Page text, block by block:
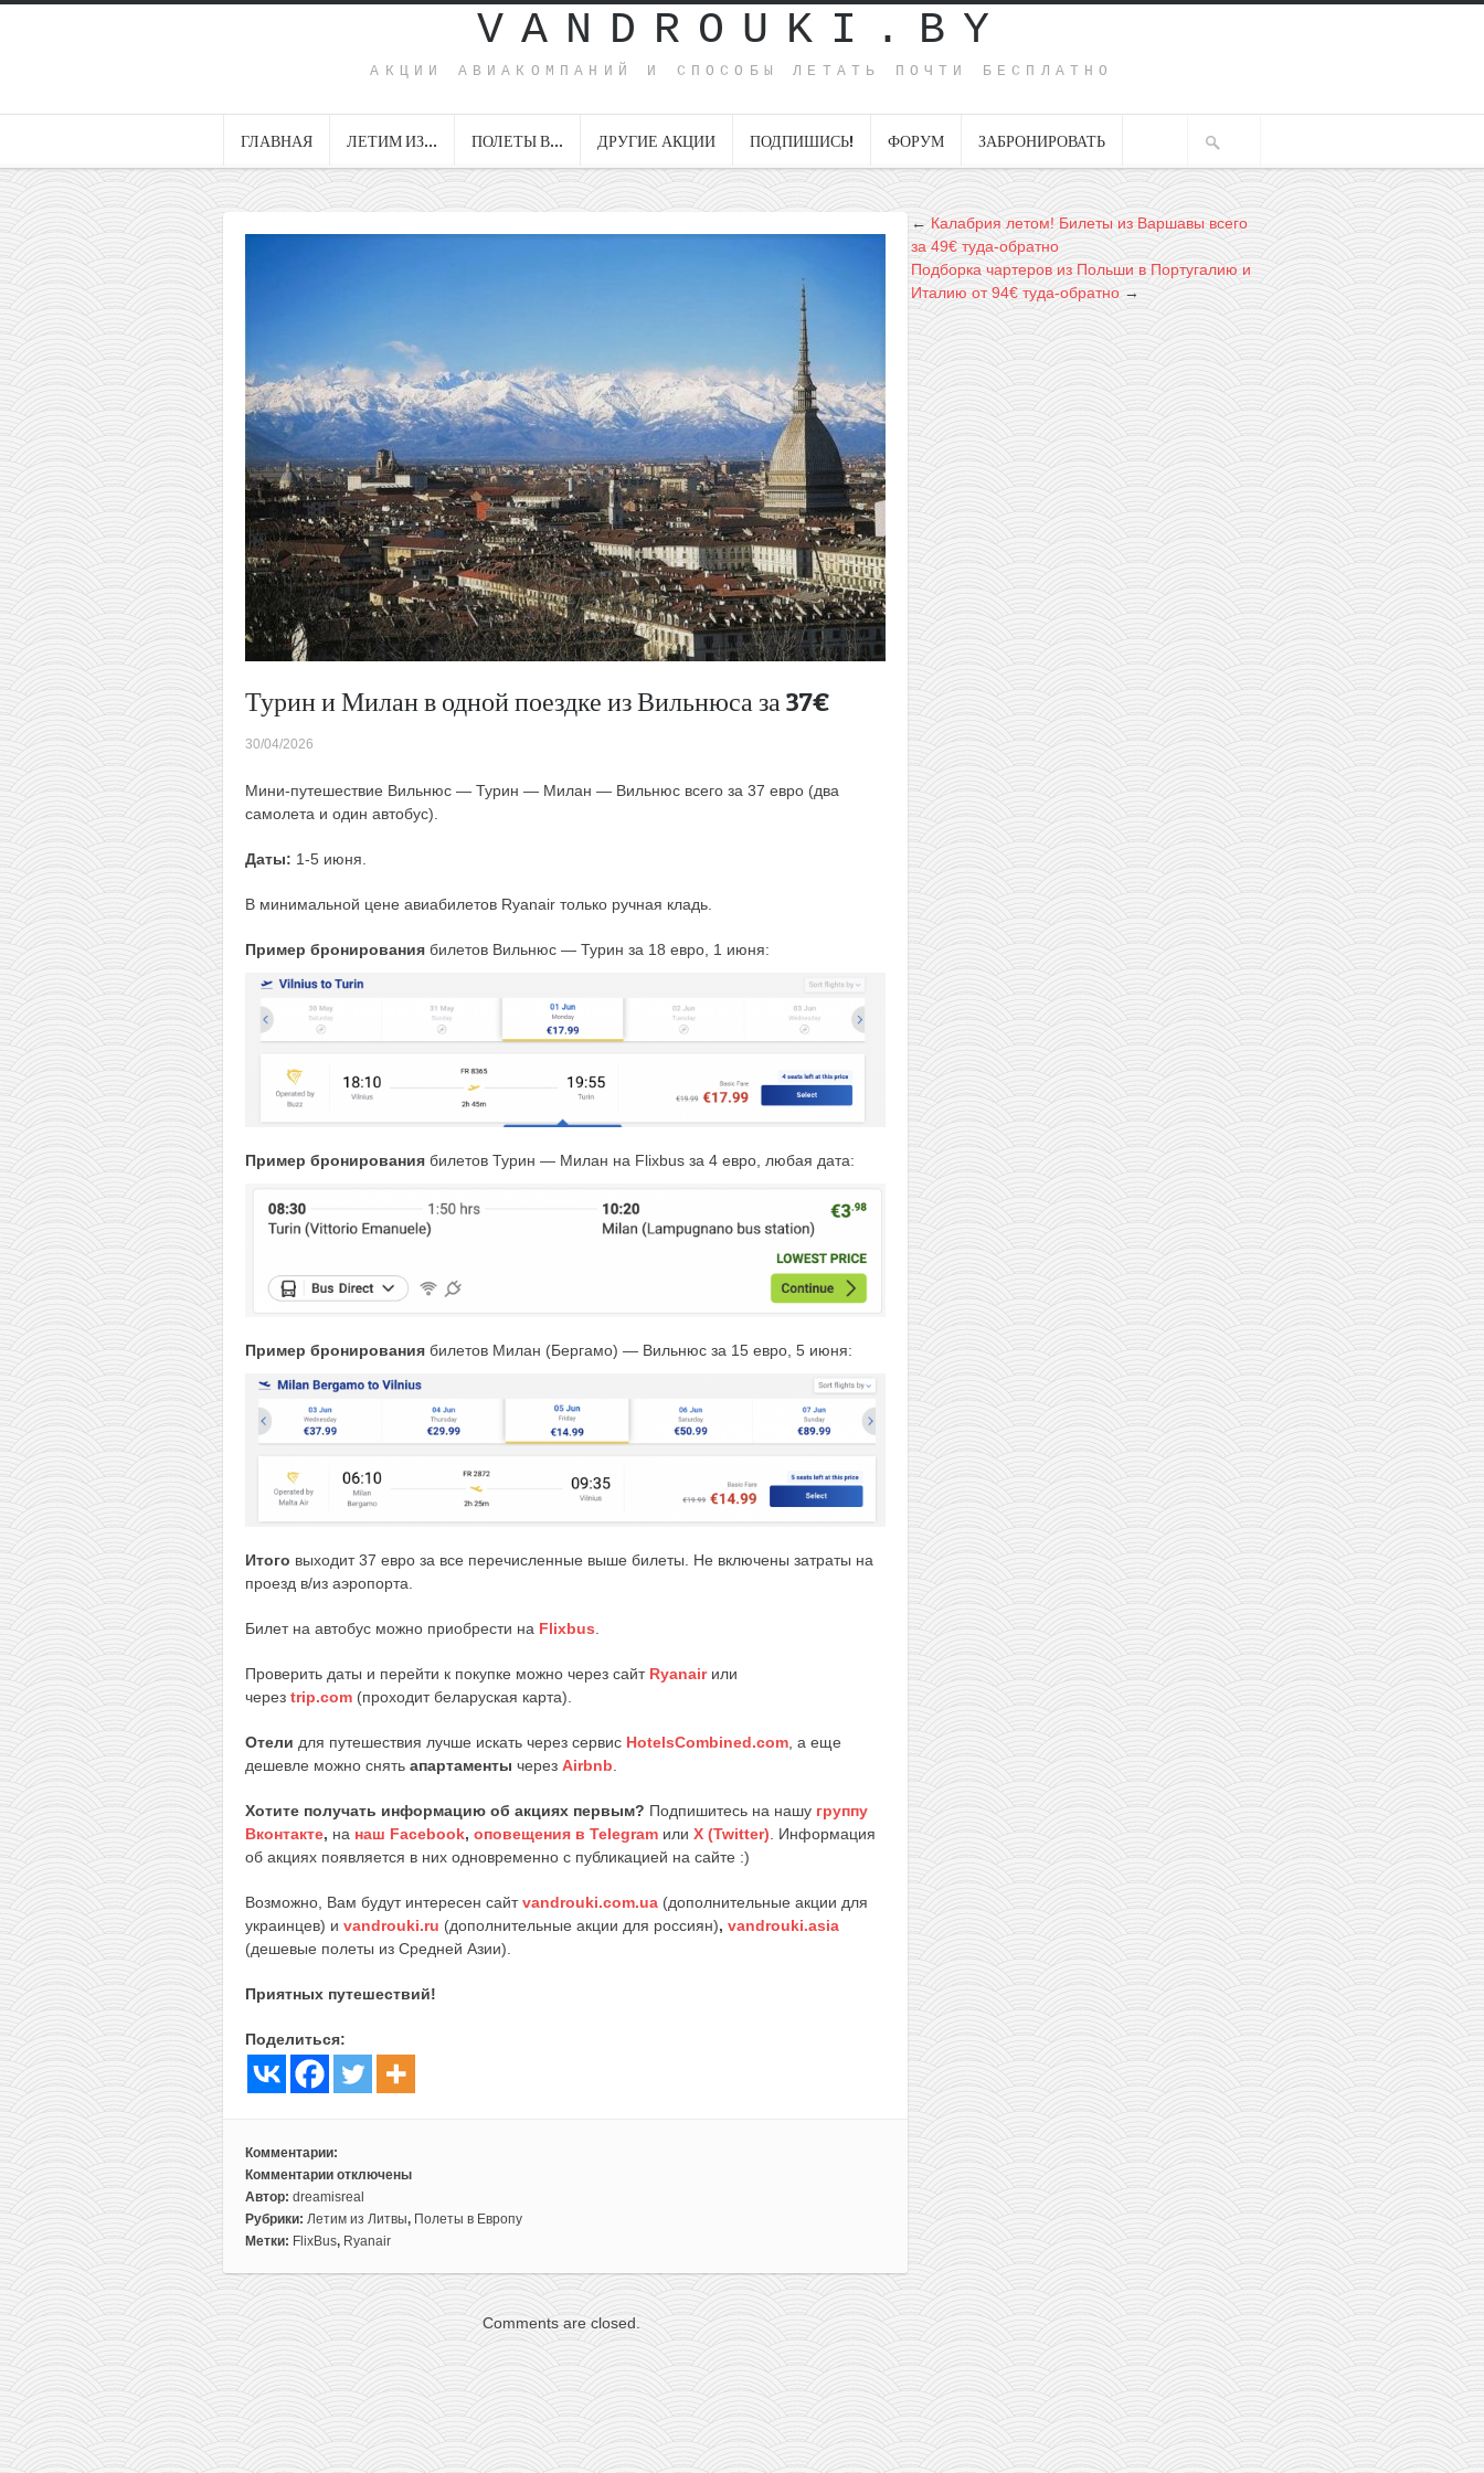
VANDROUKI.BY
АКЦИИ АВИАКОМПАНИЙ И СПОСОБЫ ЛЕТАТЬ ПОЧТИ БЕСПЛАТНО
ГЛАВНАЯ ЛЕТИМ ИЗ… ПОЛЕТЫ В… ДРУГИЕ АКЦИИ ПОДПИШИСЬ! ФОРУМ ЗАБРОНИРОВАТЬ
Турин и Милан в одной поездке из Вильнюса за 37€
30/04/2026
Мини-путешествие Вильнюс — Турин — Милан — Вильнюс всего за 37 евро (два
самолета и один автобус).
Даты: 1-5 июня.
В минимальной цене авиабилетов Ryanair только ручная кладь.
Пример бронирования билетов Вильнюс — Турин за 18 евро, 1 июня:
Пример бронирования билетов Турин — Милан на Flixbus за 4 евро, любая дата:
Пример бронирования билетов Милан (Бергамо) — Вильнюс за 15 евро, 5 июня:
Итого выходит 37 евро за все перечисленные выше билеты. Не включены затраты на
проезд в/из аэропорта.
Билет на автобус можно приобрести на Flixbus.
Проверить даты и перейти к покупке можно через сайт Ryanairили
через trip.com (проходит беларуская карта).
Отели для путешествия лучше искать через сервис HotelsCombined.com, а еще
дешевле можно снять апартаменты через Airbnb.
Хотите получать информацию об акциях первым? Подпишитесь на нашу группу
Вконтакте, на наш Facebook, оповещения в Telegram или X (Twitter). Информация
об акциях появляется в них одновременно с публикацией на сайте :)
Возможно, Вам будут интересен сайтvandrouki.com.ua (дополнительные акции для
украинцев) и vandrouki.ru (дополнительные акции для россиян), vandrouki.asia
(дешевые полеты из Средней Азии).
Приятных путешествий!
Поделиться:
Комментарии:
Комментарии
к
записи
Турин
Милан
в
одной
Вильнюса
отключены
Автор: dreamisreal
Рубрики: Летим из Литвы, Полеты в Европу
Метки: FlixBus, Ryanair
Comments are closed.
←Калабрия летом! Билеты из Варшавы всего
за 49€ туда-обратно
Подборка чартеров из Польши в Португалию и
Италию от 94€ туда-обратно →